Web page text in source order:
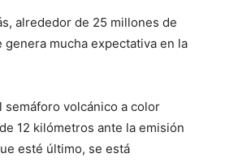
alrededor de 25 millones de
mucha expectativa en la
semáforo volcánico a color
12 kilómetros ante la emisión
esté último, se está